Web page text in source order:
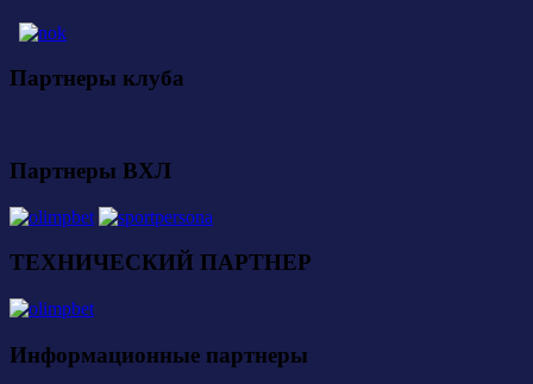
Партнеры клуба
Партнеры ВХЛ
ТЕХНИЧЕСКИЙ ПАРТНЕР
Информационные партнеры